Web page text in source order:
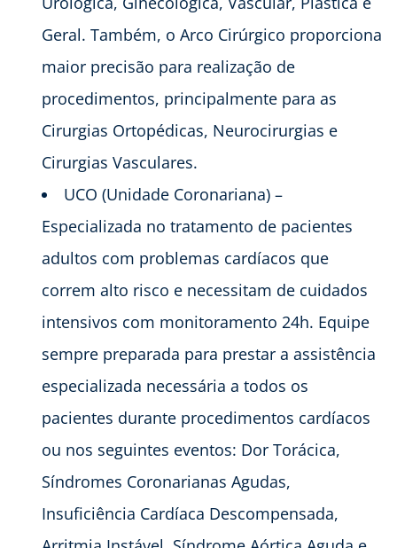
Geral. Também, o Arco Cirúrgico proporciona
maior precisão para realização de
procedimentos, principalmente para as
Cirurgias Ortopédicas, Neurocirurgias e
Cirurgias Vasculares.
UCO (Unidade Coronariana) –
Especializada no tratamento de pacientes
adultos com problemas cardíacos que
correm alto risco e necessitam de cuidados
intensivos com monitoramento 24h. Equipe
sempre preparada para prestar a assistência
especializada necessária a todos os
pacientes durante procedimentos cardíacos
ou nos seguintes eventos: Dor Torácica,
Síndromes Coronarianas Agudas,
Insuficiência Cardíaca Descompensada,